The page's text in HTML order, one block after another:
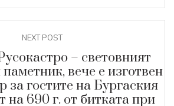
NEXT POST
– световният
вече е изготвен
за гостите на Бургаския
на 690 г. от битката при